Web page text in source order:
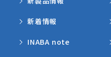
新着情報
INABA note